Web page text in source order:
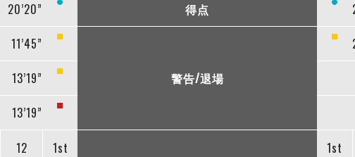
20’20” 得点
11’45”
警告/退場
13’19”
13’19”
12 1st 1st